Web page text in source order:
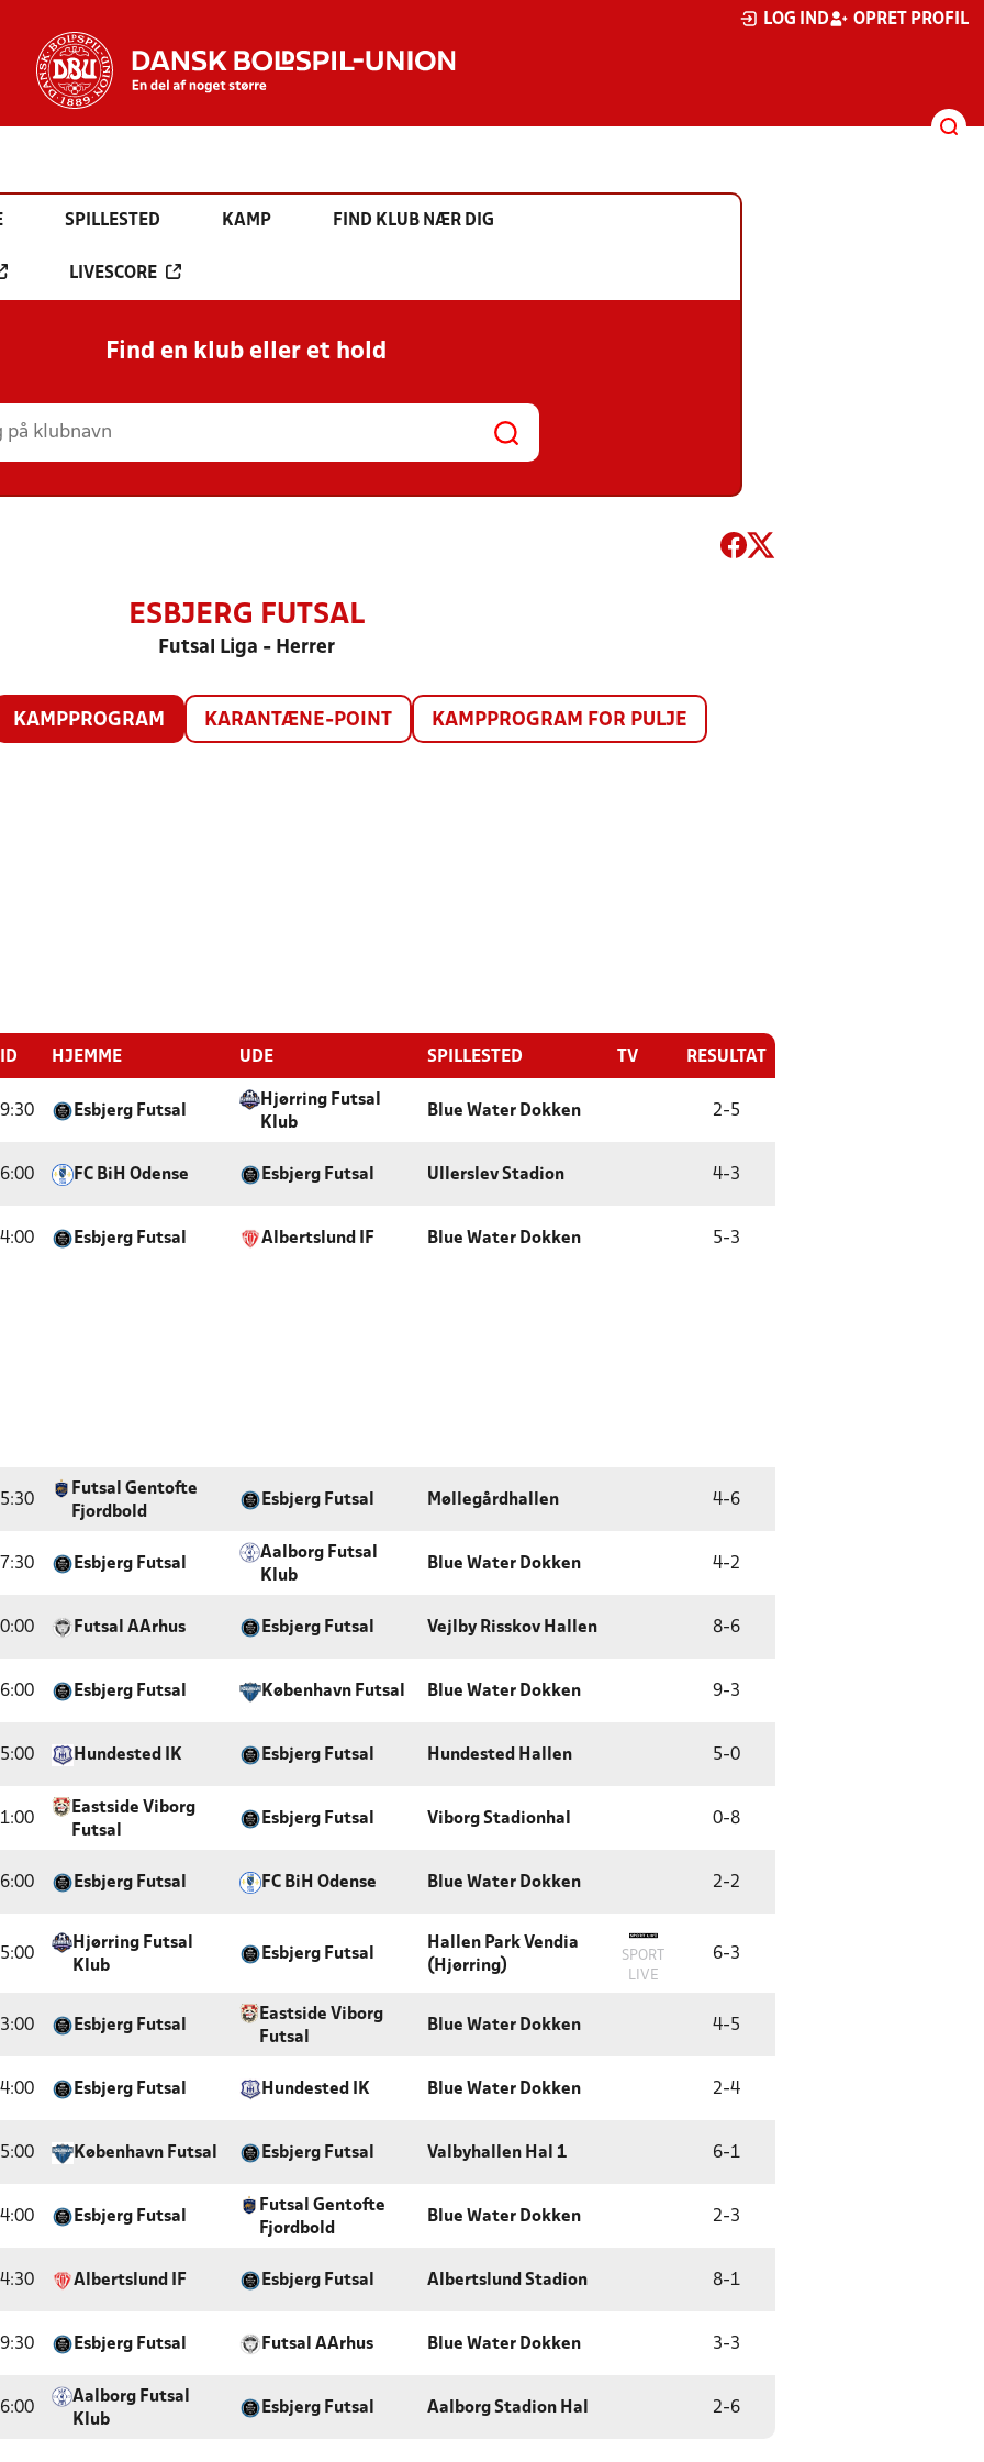
LOG IND OPRET PROFIL
SPILLESTED KAMP FIND KLUB NÆR DIG
LIVESCORE
Find en klub eller et hold
ESBJERG FUTSAL
Futsal Liga - Herrer
KAMPPROGRAM KARANTÆNE-POINT KAMPPROGRAM FOR PULJE
HJEMME UDE SPILLESTED TV RESULTAT
Esbjerg Futsal
Hjørring Futsal
Klub
Blue Water Dokken 2-5
FC BiH Odense Esbjerg Futsal Ullerslev Stadion 4-3
Esbjerg Futsal Albertslund IF Blue Water Dokken 5-3
Futsal Gentofte
Fjordbold
Esbjerg Futsal Møllegårdhallen 4-6
Esbjerg Futsal
Aalborg Futsal
Klub
Blue Water Dokken 4-2
Futsal AArhus Esbjerg Futsal Vejlby Risskov Hallen 8-6
Esbjerg Futsal København Futsal Blue Water Dokken 9-3
Hundested IK Esbjerg Futsal Hundested Hallen 5-0
Eastside Viborg
Futsal
Esbjerg Futsal Viborg Stadionhal 0-8
Esbjerg Futsal FC BiH Odense Blue Water Dokken 2-2
Hjørring Futsal
Klub
Esbjerg Futsal
Hallen Park Vendia
(Hjørring)
SPORT
LIVE
6-3
Esbjerg Futsal
Eastside Viborg
Futsal
Blue Water Dokken 4-5
Esbjerg Futsal Hundested IK Blue Water Dokken 2-4
København Futsal Esbjerg Futsal Valbyhallen Hal 1 6-1
Esbjerg Futsal
Futsal Gentofte
Fjordbold
Blue Water Dokken 2-3
Albertslund IF Esbjerg Futsal Albertslund Stadion 8-1
Esbjerg Futsal Futsal AArhus Blue Water Dokken 3-3
Aalborg Futsal
Klub
Esbjerg Futsal Aalborg Stadion Hal 2-6